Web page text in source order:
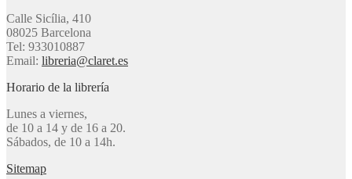
Calle Sicília, 410
08025 Barcelona
Tel: 933010887
Email: libreria@claret.es
Horario de la librería
Lunes a viernes,
de 10 a 14 y de 16 a 20.
Sábados, de 10 a 14h.
Sitemap